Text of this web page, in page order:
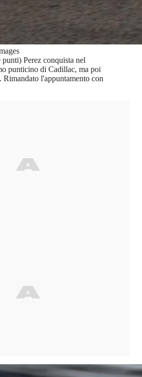
Perez conquista nel
punticino di Cadillac, ma poi
Rimandato l'appuntamento con